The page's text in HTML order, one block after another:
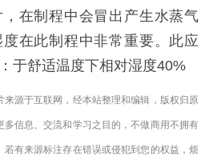
在制程中会冒出产生水蒸气
在此制程中非常重要。此应
于舒适温度下相对湿度40%
来源于互联网，经本站整理和编辑，版权归原
信息、交流和学习之目的，不做商用不拥有
若有来源标注存在错误或侵犯到您的权益，烦